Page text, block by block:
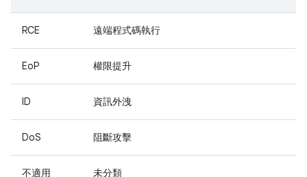
RCE 遠端程式碼執行
EoP 權限提升
ID 資訊外洩
DoS 阻斷攻擊
不適用 未分類